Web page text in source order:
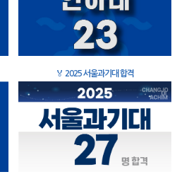
🏅 2025 서울과기대 합격